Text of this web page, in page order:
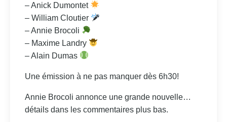
– Anick Dumontet
– William Cloutier
– Annie Brocoli
– Maxime Landry
– Alain Dumas
Une émission à ne pas manquer dès 6h30!
Annie Brocoli annonce une grande nouvelle…
détails dans les commentaires plus bas.